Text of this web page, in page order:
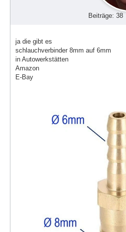
Beiträge: 38
ja die gibt es
schlauchverbinder 8mm auf 6mm
in Autowerkstätten
Amazon
E-Bay